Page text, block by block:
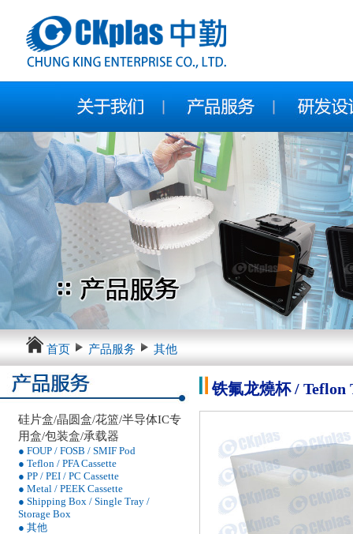
首页 产品服务 其他
硅片盒/晶圆盒/花篮/半导体IC专
用盒/包装盒/承载器
● FOUP / FOSB / SMIF Pod
● Teflon / PFA Cassette
● PP / PEI / PC Cassette
● Metal / PEEK Cassette
● Shipping Box / Single Tray /
Storage Box
● 其他
铁氟龙燒杯 / Teflon